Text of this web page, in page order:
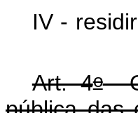
IV -
Art. 4oO